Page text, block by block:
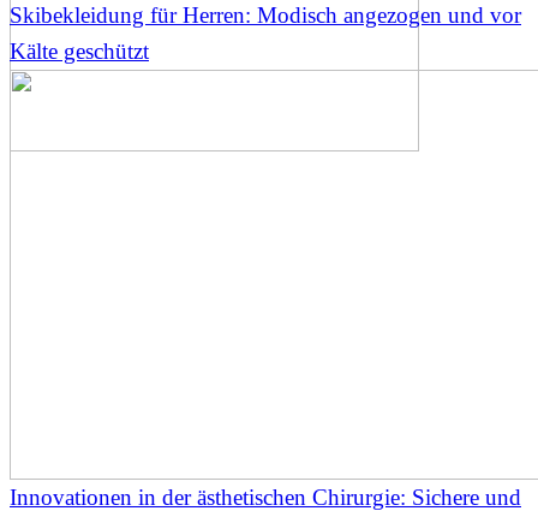
Skibekleidung für Herren: Modisch angezogen und vor
Kälte geschützt
Innovationen in der ästhetischen Chirurgie: Sichere und